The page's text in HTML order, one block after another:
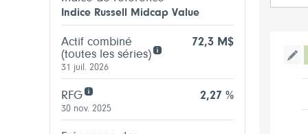
Indice Russell Midcap Value
Actif combiné
(toutes les séries)
72,3 M$
31 juil. 2026
RFG 2,27 %
30 nov. 2025